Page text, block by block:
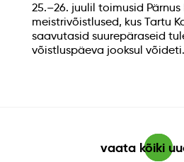
25.–26. juulil toimusid
meistrivõistlused, kus Tartu
saavutasid suurepäraseid
võistluspäeva jooksul
vaata kõiki